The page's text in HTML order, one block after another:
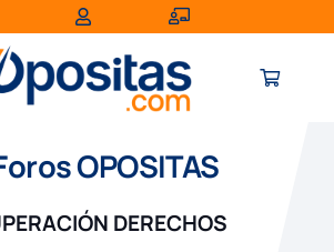
OPOSITAS
DERECHOS